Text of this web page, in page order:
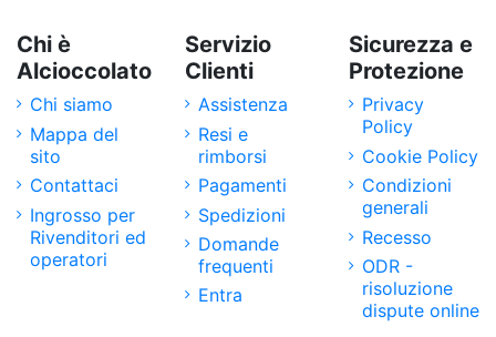
Chi è
Alcioccolato
Chi siamo
Mappa del
sito
Contattaci
Ingrosso per
Rivenditori ed
operatori
Servizio
Clienti
Assistenza
Resi e
rimborsi
Pagamenti
Spedizioni
Domande
frequenti
Entra
Sicurezza e
Protezione
Privacy
Policy
Cookie Policy
Condizioni
generali
Recesso
ODR -
risoluzione
dispute online